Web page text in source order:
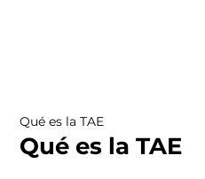
Qué es la TAE
Qué es la TAE